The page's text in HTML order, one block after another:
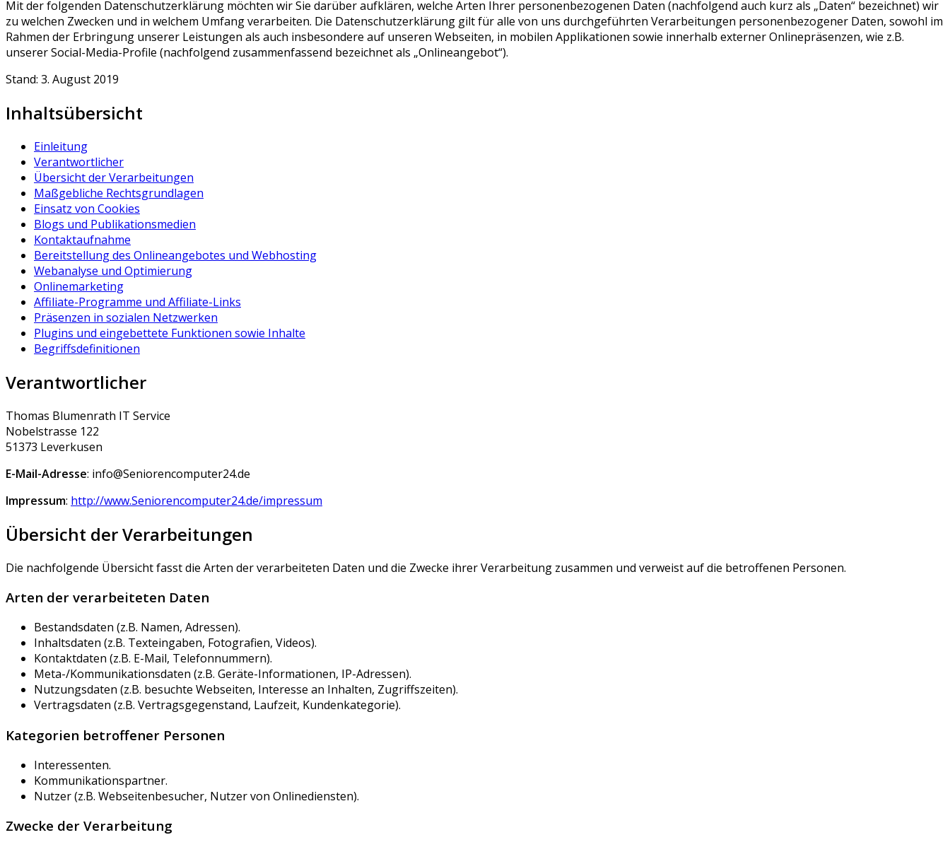
Mit der folgenden Datenschutzerklärung möchten wir Sie darüber aufklären, welche Arten Ihrer personenbezogenen Daten (nachfolgend auch kurz als „Daten“ bezeichnet) wir
zu welchen Zwecken und in welchem Umfang verarbeiten. Die Datenschutzerklärung gilt für alle von uns durchgeführten Verarbeitungen personenbezogener Daten, sowohl im
Rahmen der Erbringung unserer Leistungen als auch insbesondere auf unseren Webseiten, in mobilen Applikationen sowie innerhalb externer Onlinepräsenzen, wie z.B.
unserer Social-Media-Profile (nachfolgend zusammenfassend bezeichnet als „Onlineangebot“).
Stand: 3. August 2019
Inhaltsübersicht
Einleitung
Verantwortlicher
Übersicht der Verarbeitungen
Maßgebliche Rechtsgrundlagen
Einsatz von Cookies
Blogs und Publikationsmedien
Kontaktaufnahme
Bereitstellung des Onlineangebotes und Webhosting
Webanalyse und Optimierung
Onlinemarketing
Affiliate-Programme und Affiliate-Links
Präsenzen in sozialen Netzwerken
Plugins und eingebettete Funktionen sowie Inhalte
Begriffsdefinitionen
Verantwortlicher
Thomas Blumenrath IT Service
Nobelstrasse 122
51373 Leverkusen
E-Mail-Adresse: info@Seniorencomputer24.de
Impressum: http://www.Seniorencomputer24.de/impressum
Übersicht der Verarbeitungen
Die nachfolgende Übersicht fasst die Arten der verarbeiteten Daten und die Zwecke ihrer Verarbeitung zusammen und verweist auf die betroffenen Personen.
Arten der verarbeiteten Daten
Bestandsdaten (z.B. Namen, Adressen).
Inhaltsdaten (z.B. Texteingaben, Fotografien, Videos).
Kontaktdaten (z.B. E-Mail, Telefonnummern).
Meta-/Kommunikationsdaten (z.B. Geräte-Informationen, IP-Adressen).
Nutzungsdaten (z.B. besuchte Webseiten, Interesse an Inhalten, Zugriffszeiten).
Vertragsdaten (z.B. Vertragsgegenstand, Laufzeit, Kundenkategorie).
Kategorien betroffener Personen
Interessenten.
Kommunikationspartner.
Nutzer (z.B. Webseitenbesucher, Nutzer von Onlinediensten).
Zwecke der Verarbeitung